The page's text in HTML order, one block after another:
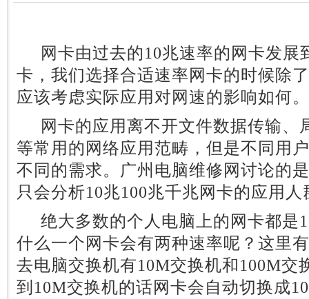
网卡由过去的10兆速率的网卡发展
卡，我们选择合适速率网卡的时候除
应该考虑实际应用对网速的影响如何。
网卡的应用离不开文件数据传输、
等常用的网络应用范畴，但是不同用
不同的需求。广州电脑维修网讨论的
只会分析10兆100兆千兆网卡的应用
绝大多数的个人电脑上的网卡都是
什么一个网卡会有两种速率呢？这里
去电脑交换机有10M交换机和100M交
到10M交换机的话网卡会自动切换成